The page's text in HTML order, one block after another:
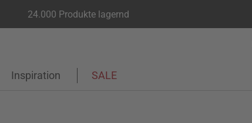
24.000 Produkte lagernd
Inspiration SALE